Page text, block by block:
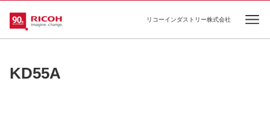
リコーインダストリー株式会社
KD55A